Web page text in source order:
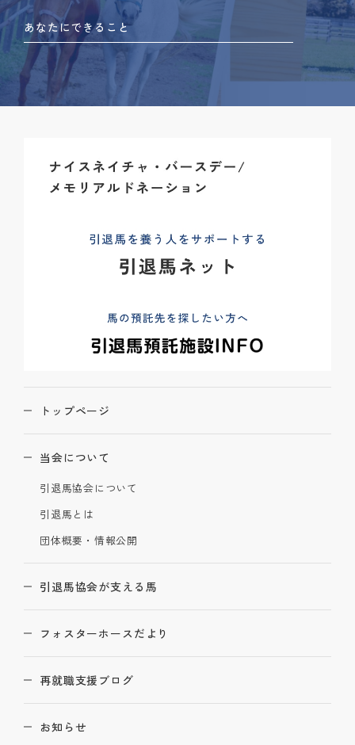
あなたにできること
トップページ
当会について
引退馬協会について
引退馬とは
団体概要・情報公開
引退馬協会が支える馬
フォスターホースだより
再就職支援ブログ
お知らせ